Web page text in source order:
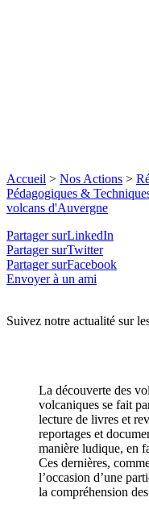
Accueil > Nos Actions >
Pédagogiques &
volcans d'Auvergne
Partager surLinkedIn
Partager surTwitter
Partager surFacebook
Envoyer à un ami
Suivez notre actualité sur
La découverte des
volcaniques se fait
lecture de livres et
reportages et
manière ludique, en
Ces dernières,
l’occasion d’une
la compréhension